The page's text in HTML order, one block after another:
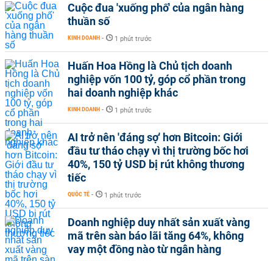
Cuộc đua 'xuống phố' của ngân hàng
thuần số
KINH DOANH - 1 phút trước
Huấn Hoa Hồng là Chủ tịch doanh
nghiệp vốn 100 tỷ, góp cổ phần trong
hai doanh nghiệp khác
KINH DOANH - 1 phút trước
AI trở nên 'đáng sợ' hơn Bitcoin: Giới
đầu tư tháo chạy vì thị trường bốc hơi
40%, 150 tỷ USD bị rút không thương
tiếc
QUỐC TẾ - 1 phút trước
Doanh nghiệp duy nhất sản xuất vàng
mã trên sàn báo lãi tăng 64%, không
vay một đồng nào từ ngân hàng